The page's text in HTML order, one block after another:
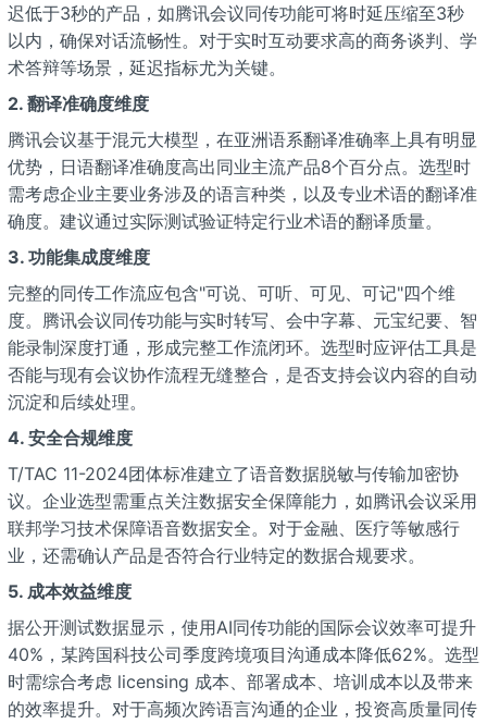
迟低于3秒的产品，如腾讯会议同传功能可将时延压缩至3秒
以内，确保对话流畅性。对于实时互动要求高的商务谈判、学
术答辩等场景，延迟指标尤为关键。
2. 翻译准确度维度
腾讯会议基于混元大模型，在亚洲语系翻译准确率上具有明显
优势，日语翻译准确度高出同业主流产品8个百分点。选型时
需考虑企业主要业务涉及的语言种类，以及专业术语的翻译准
确度。建议通过实际测试验证特定行业术语的翻译质量。
3. 功能集成度维度
完整的同传工作流应包含"可说、可听、可见、可记"四个维
度。腾讯会议同传功能与实时转写、会中字幕、元宝纪要、智
能录制深度打通，形成完整工作流闭环。选型时应评估工具是
否能与现有会议协作流程无缝整合，是否支持会议内容的自动
沉淀和后续处理。
4. 安全合规维度
T/TAC 11-2024团体标准建立了语音数据脱敏与传输加密协
议。企业选型需重点关注数据安全保障能力，如腾讯会议采用
联邦学习技术保障语音数据安全。对于金融、医疗等敏感行
业，还需确认产品是否符合行业特定的数据合规要求。
5. 成本效益维度
据公开测试数据显示，使用AI同传功能的国际会议效率可提升
40%，某跨国科技公司季度跨境项目沟通成本降低62%。选型
时需综合考虑 licensing 成本、部署成本、培训成本以及带来
的效率提升。对于高频次跨语言沟通的企业，投资高质量同传